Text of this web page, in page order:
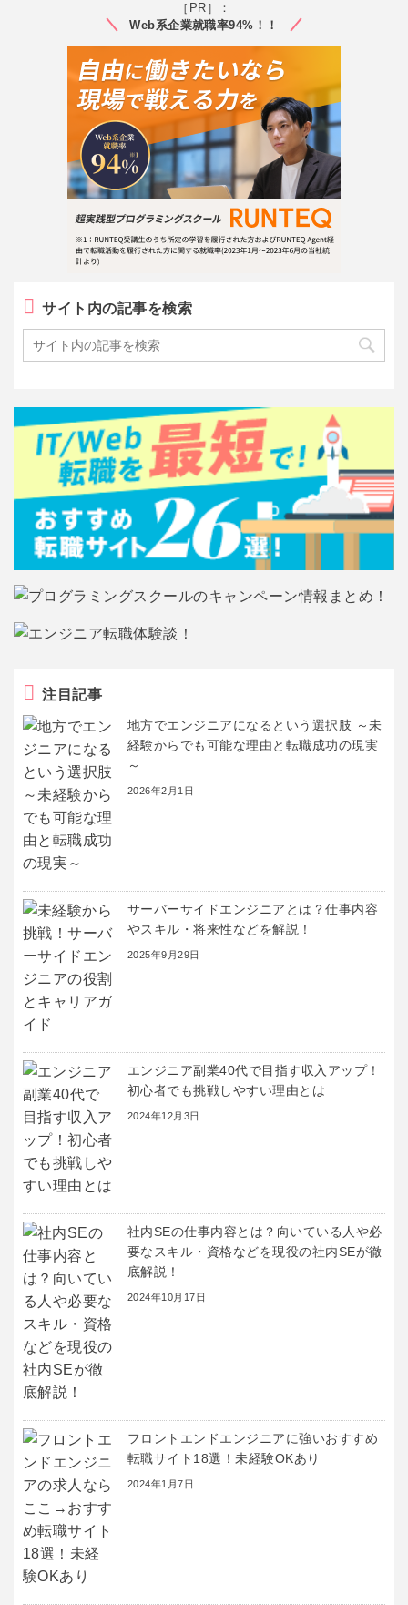
［PR］：
Web系企業就職率94%！！
サイト内の記事を検索
注目記事
地方でエンジニアになるという選択肢 ～未
経験からでも可能な理由と転職成功の現実
～
2026年2月1日
サーバーサイドエンジニアとは？仕事内容
やスキル・将来性などを解説！
2025年9月29日
エンジニア副業40代で目指す収入アップ！
初心者でも挑戦しやすい理由とは
2024年12月3日
社内SEの仕事内容とは？向いている人や必
要なスキル・資格などを現役の社内SEが徹
底解説！
2024年10月17日
フロントエンドエンジニアに強いおすすめ
転職サイト18選！未経験OKあり
2024年1月7日